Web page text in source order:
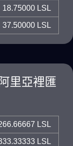
18.75000 LSL
37.50000 LSL
里亞裡匯
LSL
LSL